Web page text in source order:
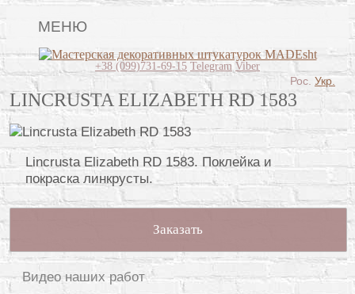
МЕНЮ
Главная
Виды штукатурок
Поклейка обоев
Картины
Декоративные панно
Вопрос-ответ
+38 (099)731-69-15 Telegram Viber
LINCRUSTA ELIZABETH RD 1583
Lincrusta Elizabeth RD 1583. Поклейка и
покраска линкрусты.
Заказать
Видео наших работ
Рос. Укр.